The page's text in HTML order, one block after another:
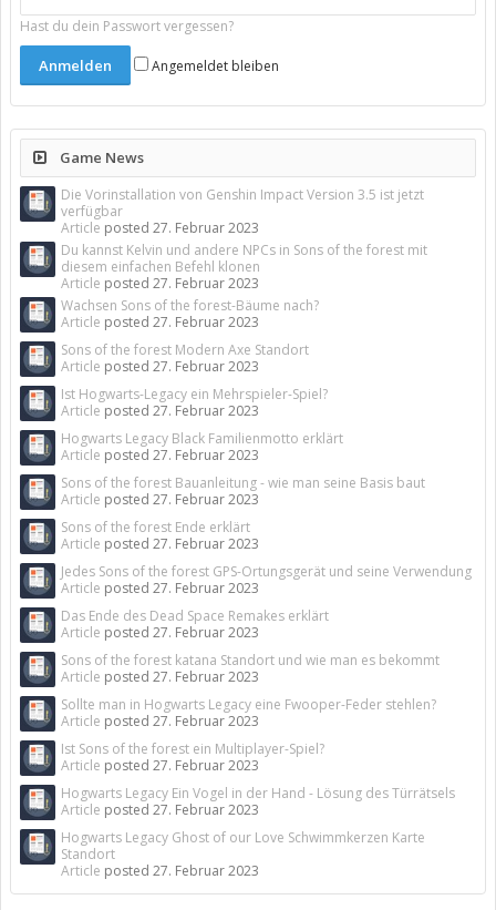
Hast du dein Passwort vergessen?
Angemeldet bleiben
Game News
Die Vorinstallation von Genshin Impact Version 3.5 ist jetzt
verfügbar
Article posted 27. Februar 2023
Du kannst Kelvin und andere NPCs in Sons of the forest mit
diesem einfachen Befehl klonen
Article posted 27. Februar 2023
Wachsen Sons of the forest-Bäume nach?
Article posted 27. Februar 2023
Sons of the forest Modern Axe Standort
Article posted 27. Februar 2023
Ist Hogwarts-Legacy ein Mehrspieler-Spiel?
Article posted 27. Februar 2023
Hogwarts Legacy Black Familienmotto erklärt
Article posted 27. Februar 2023
Sons of the forest Bauanleitung - wie man seine Basis baut
Article posted 27. Februar 2023
Sons of the forest Ende erklärt
Article posted 27. Februar 2023
Jedes Sons of the forest GPS-Ortungsgerät und seine Verwendung
Article posted 27. Februar 2023
Das Ende des Dead Space Remakes erklärt
Article posted 27. Februar 2023
Sons of the forest katana Standort und wie man es bekommt
Article posted 27. Februar 2023
Sollte man in Hogwarts Legacy eine Fwooper-Feder stehlen?
Article posted 27. Februar 2023
Ist Sons of the forest ein Multiplayer-Spiel?
Article posted 27. Februar 2023
Hogwarts Legacy Ein Vogel in der Hand - Lösung des Türrätsels
Article posted 27. Februar 2023
Hogwarts Legacy Ghost of our Love Schwimmkerzen Karte
Standort
Article posted 27. Februar 2023